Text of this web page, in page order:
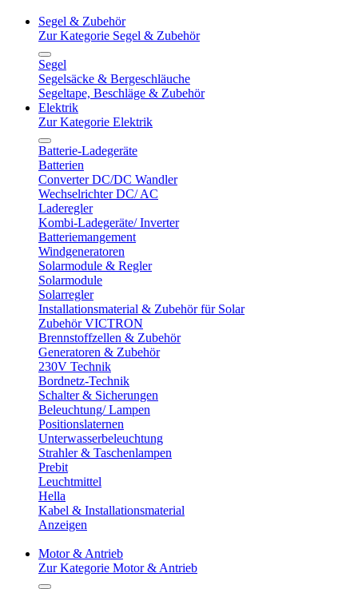
Segel & Zubehör
Zur Kategorie Segel & Zubehör
Segel
Segelsäcke & Bergeschläuche
Segeltape, Beschläge & Zubehör
Elektrik
Zur Kategorie Elektrik
Batterie-Ladegeräte
Batterien
Converter DC/DC Wandler
Wechselrichter DC/ AC
Laderegler
Kombi-Ladegeräte/ Inverter
Batteriemangement
Windgeneratoren
Solarmodule & Regler
Solarmodule
Solarregler
Installationsmaterial & Zubehör für Solar
Zubehör VICTRON
Brennstoffzellen & Zubehör
Generatoren & Zubehör
230V Technik
Bordnetz-Technik
Schalter & Sicherungen
Beleuchtung/ Lampen
Positionslaternen
Unterwasserbeleuchtung
Strahler & Taschenlampen
Prebit
Leuchtmittel
Hella
Kabel & Installationsmaterial
Anzeigen
Motor & Antrieb
Zur Kategorie Motor & Antrieb